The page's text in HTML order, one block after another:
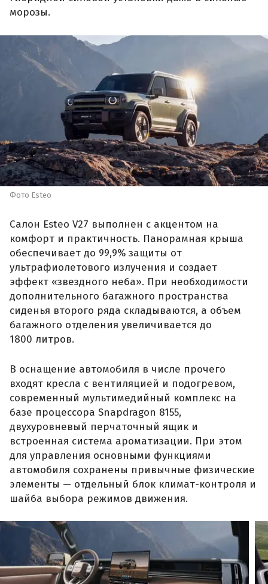
морозы.
Фото Esteo
Салон Esteo V27 выполнен с акцентом на
комфорт и практичность. Панорамная крыша
обеспечивает до 99,9% защиты от
ультрафиолетового излучения и создает
эффект «звездного неба». При необходимости
дополнительного багажного пространства
сиденья второго ряда складываются, а объем
багажного отделения увеличивается до
1800 литров.
В оснащение автомобиля в числе прочего
входят кресла с вентиляцией и подогревом,
современный мультимедийный комплекс на
базе процессора Snapdragon 8155,
двухуровневый перчаточный ящик и
встроенная система ароматизации. При этом
для управления основными функциями
автомобиля сохранены привычные физические
элементы — отдельный блок климат-контроля и
шайба выбора режимов движения.